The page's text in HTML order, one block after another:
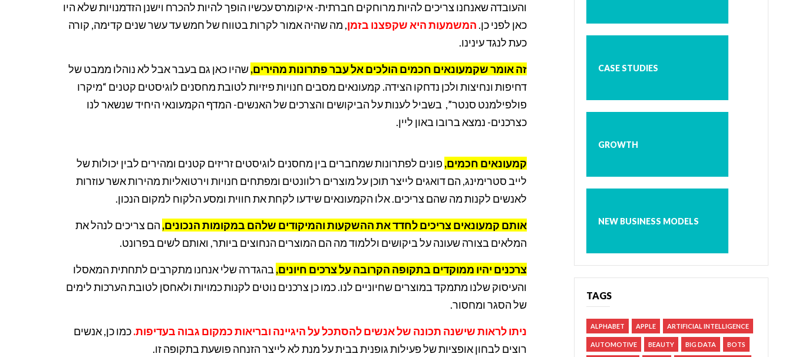
והעובדה שאנחנו צריכים להיות מרוחקים חברתית- איקומרס עכשיו הופך להיות להכרח וישנן הזדמנויות שלא היו
כאן לפני כן. המשמעות היא שקפצנו בזמן, מה שהיה אמור לקרות בטווח של חמש עד עשר שנים קדימה, קורה
כעת לנגד עינינו.
זה אומר שקמעונאים חכמים הולכים אל עבר פתרונות מהירים,שהיו כאן גם בעבר אבל לא נוהלו ממבט של
דחיפות ונחיצות ולכן נדחקו הצידה. קמעונאים מסבים חנויות פיזיות לטובת מחסנים לוגיסטים קטנים “מיקרו
פולפילמנט סנטר”, בשביל לענות על הביקושים והצרכים של האנשים- המדף הקמעונאי היחיד שנשאר לנו
כצרכנים- נמצא ברובו באון ליין.
קמעונאים חכמים, פונים לפתרונות שמחברים בין מחסנים לוגיסטים זריזים קטנים ומהירים לבין יכולות של
לייב סטרימינג, הם דואגים לייצר תוכן על מוצרים רלוונטים ומפתחים חנויות וירטואליות מהירות אשר עוזרות
לאנשים לקנות מה שהם צריכים. אלו הקמעונאים שידעו לקחת את חווית ומסע הלקוח למקום הנכון.
אותם קמעונאים צריכים לחדד את ההשקעות והמיקודים שלהם במקומות הנכונים, הם צריכים לנהל את
המלאים בצורה שעונה על ביקושים וללמוד מה הם המוצרים הנחוצים ביותר, ואותם לשים בפרונט.
צרכנים יהיו ממוקדים בתקופה הקרובה על צרכים חיונים, בהגדרה שלי אנחנו מתקרבים לתחתית המאסלו
והעיסוק שלנו מתמקד במוצרים שחיוניים לנו. כמו כן צרכנים נוטים לקנות כמויות ולאחסן לטובת הערכות לימים
של הסגר ומחסור.
ניתו לראות שישנה תכונה של אנשים להסתכל על היגיינה ובריאות כמקום גבוה בעדיפות.כמו כן, אנשים
רוצים לבחון אופציות של פעילות גופנית בבית על מנת לא לייצר הזנחה פושעת בתקופה זו.
CASE STUDIES
GROWTH
NEW BUSINESS MODELS
TAGS
ALPHABET APPLE ARTIFICIAL INTELLIGENCE
AUTOMOTIVE BEAUTY BIG DATA BOTS